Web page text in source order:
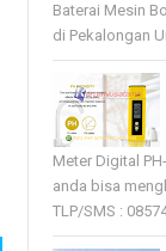
Baterai Mesin
di Pekalongan
Meter Digital
anda bisa
TLP/SMS :